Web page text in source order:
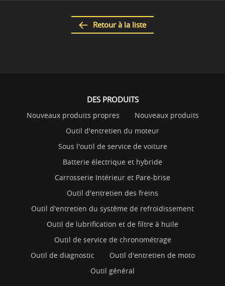
Retour à la liste
DES PRODUITS
Nouveaux produits propres
Nouveaux produits
Outil d'entretien du moteur
Sous l'outil de service de voiture
Batterie électrique et hybride
Carrosserie Intérieur et Pare-brise
Outil d'entretien des freins
Outil d'entretien du système de refroidissement
Outil de lubrification et de filtre à huile
Outil de service de chronométrage
Outil de diagnostic
Outil d'entretien de moto
Outil général